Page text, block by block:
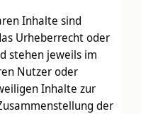
Inhalte sind
Urheberrecht oder
stehen jeweils im
Nutzer oder
Inhalte zur
der